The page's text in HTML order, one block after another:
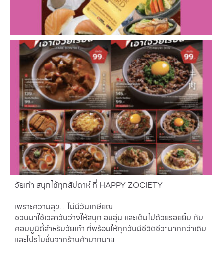
วัยเก๋า สนุกได้ทุกสัปดาห์ ที่ HAPPY ZOCIETY
เพราะความสุข…ไม่มีวันเกษียณ
ชวนมาใช้เวลาวันว่างให้สนุก อบอุ่น และเต็มไปด้วยรอยยิ้ม กับ
คอมมูนิตี้สำหรับวัยเก๋า ที่พร้อมให้ทุกวันมีชีวิตชีวามากกว่าเดิม
และโปรโมชั่นจากร้านค้ามากมาย